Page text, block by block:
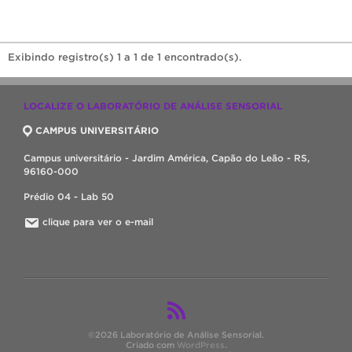
Exibindo registro(s) 1 a 1 de 1 encontrado(s).
LOCALIZE O LABORATÓRIO DE ANÁLISE SENSORIAL
CAMPUS UNIVERSITÁRIO
Campus universitário - Jardim América, Capão do Leão - RS,
96160-000
Prédio 04 - Lab 50
clique para ver o e-mail
©2026 Laboratório de Análise Sensorial.
Criado com WordPress.